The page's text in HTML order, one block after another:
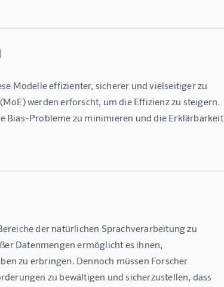
Modelle effizienter, sicherer und vielseitiger zu
werden erforscht, um die Effizienz zu steigern.
Bias-Probleme zu minimieren und die Erklärbarkeit
der natürlichen Sprachverarbeitung zu
Datenmengen ermöglicht es ihnen,
zu erbringen. Dennoch müssen Forscher
zu bewältigen und sicherzustellen, dass